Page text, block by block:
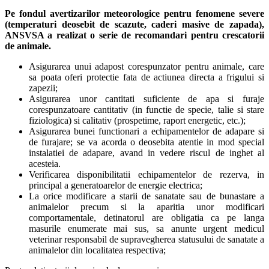
Pe fondul avertizarilor meteorologice pentru fenomene severe
(temperaturi deosebit de scazute, caderi masive de zapada),
ANSVSA a realizat o serie de recomandari pentru crescatorii
de animale.
Asigurarea unui adapost corespunzator pentru animale, care
sa poata oferi protectie fata de actiunea directa a frigului si
zapezii;
Asigurarea unor cantitati suficiente de apa si furaje
corespunzatoare cantitativ (in functie de specie, talie si stare
fiziologica) si calitativ (prospetime, raport energetic, etc.);
Asigurarea bunei functionari a echipamentelor de adapare si
de furajare; se va acorda o deosebita atentie in mod special
instalatiei de adapare, avand in vedere riscul de inghet al
acesteia.
Verificarea disponibilitatii echipamentelor de rezerva, in
principal a generatoarelor de energie electrica;
La orice modificare a starii de sanatate sau de bunastare a
animalelor precum si la aparitia unor modificari
comportamentale, detinatorul are obligatia ca pe langa
masurile enumerate mai sus, sa anunte urgent medicul
veterinar responsabil de supravegherea statusului de sanatate a
animalelor din localitatea respectiva;